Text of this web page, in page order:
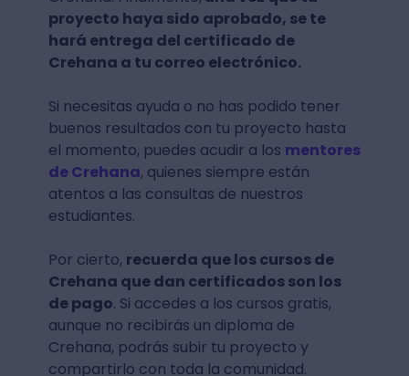
proyecto haya sido aprobado, se te
hará entrega del certificado de
Crehana a tu correo electrónico.
Si necesitas ayuda o no has podido tener
buenos resultados con tu proyecto hasta
el momento, puedes acudir a los mentores
de Crehana, quienes siempre están
atentos a las consultas de nuestros
estudiantes.
Por cierto, recuerda que los cursos de
Crehana que dan certificados son los
de pago. Si accedes a los cursos gratis,
aunque no recibirás un diploma de
Crehana, podrás subir tu proyecto y
compartirlo con toda la comunidad.